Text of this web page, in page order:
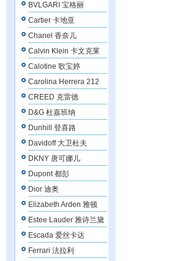
BVLGARI 宝格丽
Cartier 卡地亚
Chanel 香奈儿
Calvin Klein 卡文克莱
Calotine 歌宝婷
Carolina Herrera 212
CREED 克雷德
D&G 杜嘉班纳
Dunhill 登喜路
Davidoff 大卫杜夫
DKNY 唐可娜儿
Dupont 都彭
Dior 迪奥
Elizabeth Arden 雅顿
Estee Lauder 雅诗兰黛
Escada 爱丝卡达
Ferrari 法拉利